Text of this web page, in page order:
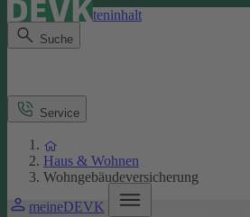
Direkt zum Seiteninhalt
Suche
meineDEVK
Service
Haus & Wohnen
Wohngebäudeversicherung